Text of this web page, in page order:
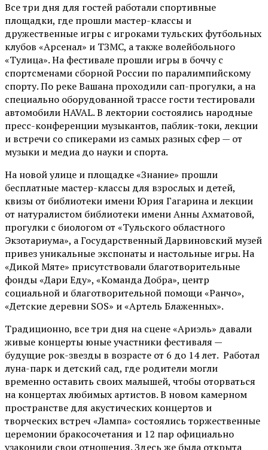
Все три дня для гостей работали спортивные
площадки, где прошли мастер-классы и
дружественные игры с игроками тульских футбольных
клубов «Арсенал» и ТЗМС, а также волейбольного
«Тулица». На фестивале прошли игры в боччу с
спортсменами сборной России по паралимпийскому
спорту. По реке Вашана проходили сап-прогулки, а на
специально оборудованной трассе гости тестировали
автомобили HAVAL. В лектории состоялись народные
пресс-конференции музыкантов, паблик-токи, лекции
и встречи со спикерами из самых разных сфер — от
музыки и медиа до науки и спорта.
На новой улице и площадке «Знание» прошли
бесплатные мастер-классы для взрослых и детей,
квизы от библиотеки имени Юрия Гагарина и лекции
от натуралистом библиотеки имени Анны Ахматовой,
прогулки с биологом от «Тульского областного
Экзотариума», а Государственный Дарвиновский музей
привез уникальные экспонаты и настольные игры. На
«Дикой Мяте» присутствовали благотворительные
фонды «Дари Еду», «Команда Добра», центр
социальной и благотворительной помощи «Ранчо»,
«Детские деревни SOS» и «Артель Блаженных».
Традиционно, все три дня на сцене«Ариэль» давали
живые концерты юные участники фестиваля —
будущие рок-звезды в возрасте от 6 до 14 лет. Работал
луна-парк и детский сад, где родители могли
временно оставить своих малышей, чтобы оторваться
на концертах любимых артистов. В новом камерном
пространстве для акустических концертов и
творческих встреч «Лампа» состоялись торжественные
церемонии бракосочетания и 12 пар официально
узаконили свои отношения. Здесь же была открыта